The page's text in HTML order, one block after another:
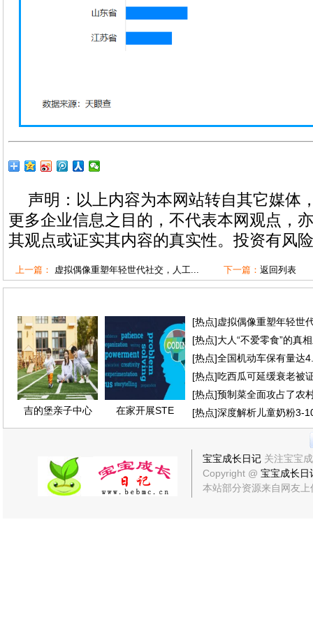
声明：以上内容为本网站转自其它媒体
更多企业信息之目的，不代表本网观点，
其观点或证实其内容的真实性。投资有风
上一篇： 虚拟偶像重塑年轻世代社交，人工... 下一篇： 返回列表
吉的堡亲子中心 在家开展STE
[热点]虚拟偶像重塑年轻世
[热点]大人“不爱零食”的真
[热点]全国机动车保有量达
[热点]吃西瓜可延缓衰老被
[热点]预制菜全面攻占了农
[热点]深度解析儿童奶粉3-
宝宝成长日记 关注宝宝
Copyright @ 宝宝成长日
本站部分资源来自网友